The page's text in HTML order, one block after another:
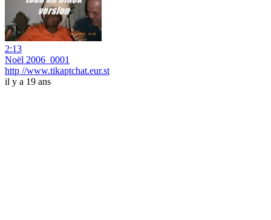
2:13
Noël 2006_0001
http //www.tikaptchat.eur.st
il y a 19 ans